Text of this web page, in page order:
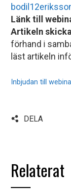
Länk till
Artikeln
förhand i
läst artikeln
Inbjudan till
DELA
Relaterat